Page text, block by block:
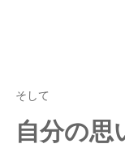
そして
自分の思